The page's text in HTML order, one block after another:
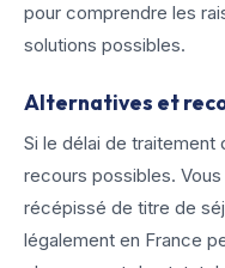
pour comprendre les
solutions possibles.
Alternatives et
Si le délai de
recours possibles.
récépissé de titre de
légalement en France